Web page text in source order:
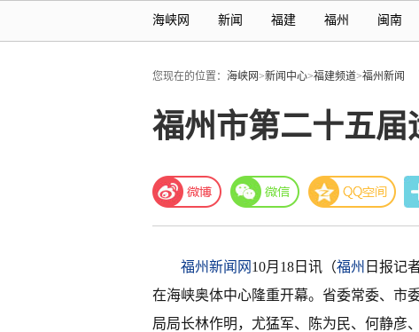
海峡网 新闻 福建 福州 闽南
您现在的位置： 海峡网>新闻中心>福建频道>福州新闻
福州市第二十五届
福州新闻网 10月18日讯（福州 日报记
在海峡奥体中心隆重开幕。省委常委、市
局局长林作明，尤猛军、陈为民、何静彦